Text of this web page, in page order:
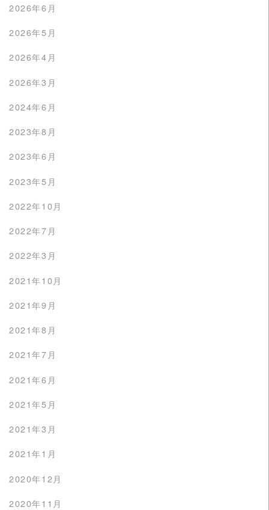
2026年6月
2026年5月
2026年4月
2026年3月
2024年6月
2023年8月
2023年6月
2023年5月
2022年10月
2022年7月
2022年3月
2021年10月
2021年9月
2021年8月
2021年7月
2021年6月
2021年5月
2021年3月
2021年1月
2020年12月
2020年11月